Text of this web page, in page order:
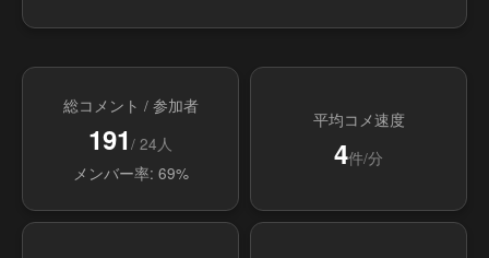
総コメント / 参加者
191 / 24人
メンバー率: 69%
平均コメ速度
4件/分